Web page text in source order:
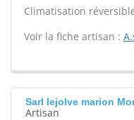
Climatisation
Voir la fiche artisan :
Sarl lejolve marion
Artisan